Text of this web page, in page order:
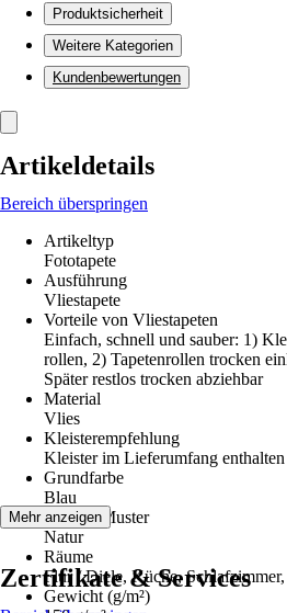
Produktsicherheit
Weitere Kategorien
Kundenbewertungen
Artikeldetails
Bereich überspringen
Artikeltyp
Fototapete
Ausführung
Vliestapete
Vorteile von Vliestapeten
Einfach, schnell und sauber: 1)
rollen, 2) Tapetenrollen trocken
Später restlos trocken abziehbar
Material
Vlies
Kleisterempfehlung
Kleister im Lieferumfang enthalten
Grundfarbe
Blau
Dekor / Muster
Natur
Räume
Flur / Diele, Küche,
Gewicht (g/m²)
Mehr anzeigen
Zertifikate & Services